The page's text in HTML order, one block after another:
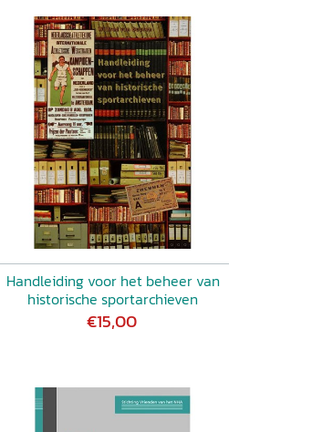
Handleiding voor het beheer van
historische sportarchieven
€15,00